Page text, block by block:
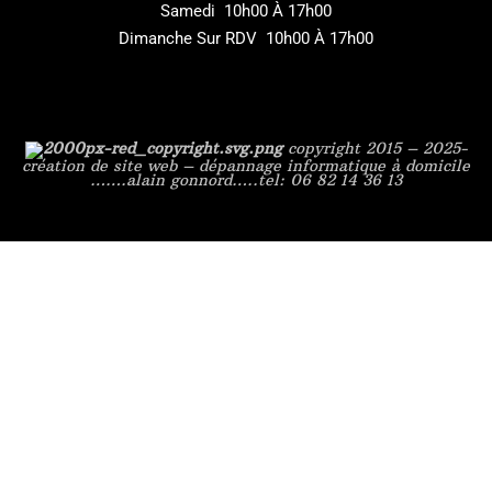
Samedi 10h00 À 17h00
Dimanche Sur RDV 10h00 À 17h00
copyright 2015 – 2025-
création de site web – dépannage informatique à domicile
…….alain gonnord…..tel: 06 82 14 36 13